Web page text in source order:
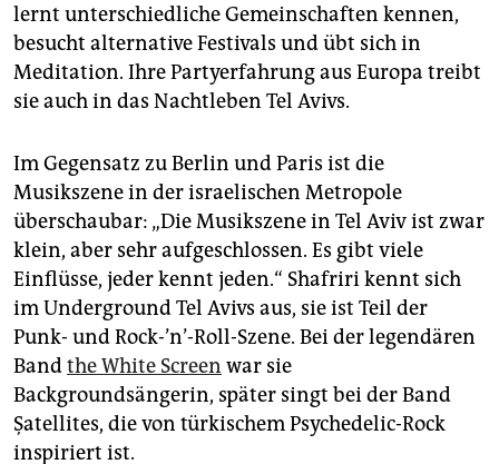
lernt unterschiedliche Gemeinschaften kennen,
besucht alternative Festivals und übt sich in
Meditation. Ihre Par­ty­erfahrung aus Europa treibt
sie auch in das Nachtleben Tel Avivs.
Im Gegensatz zu Berlin und Paris ist die
Musikszene in der israelischen Metropole
überschaubar: „Die Musikszene in Tel Aviv ist zwar
klein, aber sehr aufgeschlossen. Es gibt viele
Einflüsse, jeder kennt jeden.“ Shafriri kennt sich
im Underground Tel Avivs aus, sie ist Teil der
Punk- und Rock-’n’-Roll-Szene. Bei der legendären
Bandthe White Screen war sie
Backgroundsängerin, später singt bei der Band
Şatellites, die von türkischem Psychedelic-Rock
inspiriert ist.